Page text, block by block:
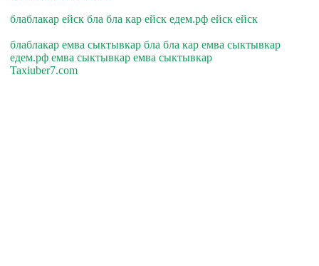
блаблакар ейск бла бла кар ейск едем.рф ейск ейск
блаблакар емва сыктывкар бла бла кар емва сыктывкар
едем.рф емва сыктывкар емва сыктывкар
Taxiuber7.com